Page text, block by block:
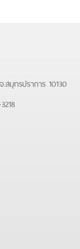
มุทรปราการ 10130